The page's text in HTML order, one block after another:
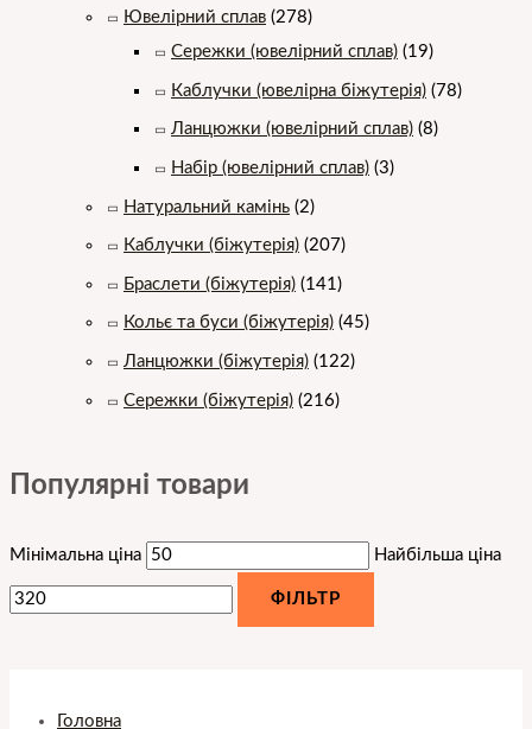
Ювелірний сплав (278)
Сережки (ювелірний сплав) (19)
Каблучки (ювелірна біжутерія) (78)
Ланцюжки (ювелірний сплав) (8)
Набір (ювелірний сплав) (3)
Натуральний камінь (2)
Каблучки (біжутерія) (207)
Браслети (біжутерія) (141)
Кольє та буси (біжутерія) (45)
Ланцюжки (біжутерія) (122)
Сережки (біжутерія) (216)
Популярні товари
Мінімальна ціна Найбільша ціна
ФІЛЬТР
Головна